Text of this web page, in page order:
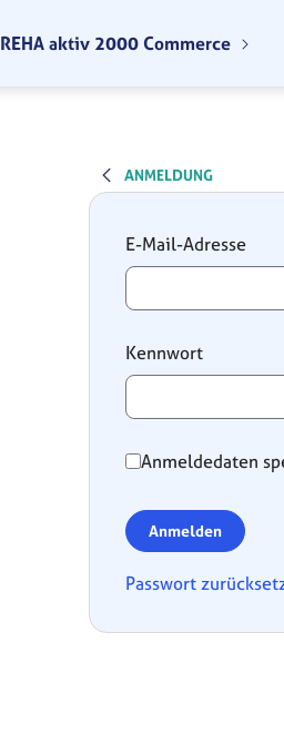
REHA aktiv 2000 Commerce
ANMELDUNG
Anmeldung
E-Mail-Adresse
Kennwort
Anmeldedaten
Anmelden
Passwort